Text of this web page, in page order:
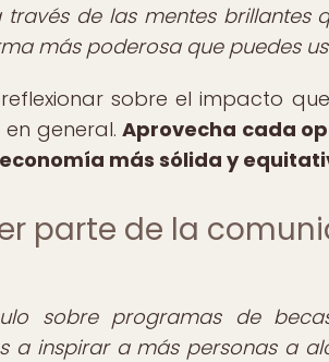
de las mentes brillantes
más poderosa que puedes
sobre el impacto
en general.Aprovecha cada
más sólida y
parte de la
sobre programas de
a inspirar a más personas a